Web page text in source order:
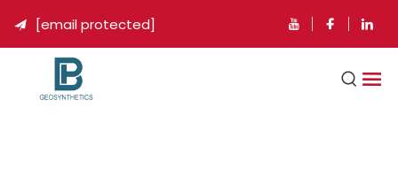
 [email protected]